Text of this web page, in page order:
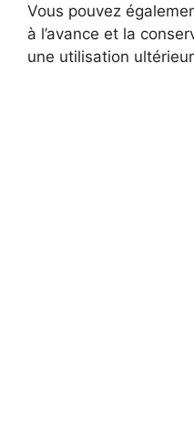
Vous pouvez
à l’avance et la
une utilisation